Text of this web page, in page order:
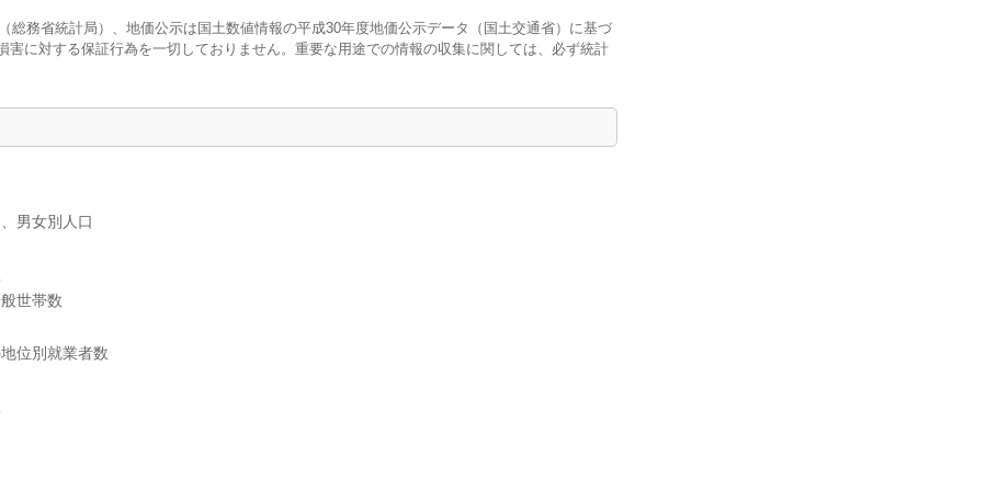
務省統計局）、地価公示は国土数値情報の平成30年度地価公示データ（国土交通省）に基づ
に対する保証行為を一切しておりません。重要な用途での情報の収集に関しては、必ず統計
男女別人口
世帯数
位別就業者数